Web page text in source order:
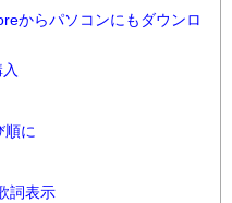
からパソコンにもダウンロ
順に
詞表示